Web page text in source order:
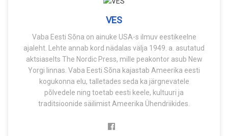
VES
Vaba Eesti Sõna on ainuke USA-s ilmuv eestikeelne
ajaleht. Lehte annab kord nädalas välja 1949. a. asutatud
aktsiaselts The Nordic Press, mille peakontor asub New
Yorgi linnas. Vaba Eesti Sõna kajastab Ameerika eesti
kogukonna elu, talletades seda ka järgnevatele
põlvedele ning toetab eesti keele, kultuuri ja
traditsioonide säilimist Ameerika Ühendriikides.